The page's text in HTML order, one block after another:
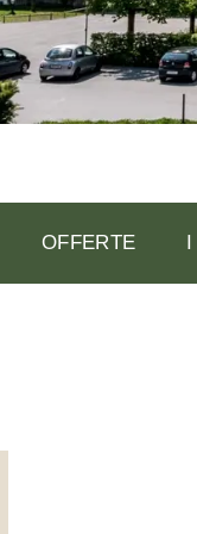
Vacanza Termale
Hotel per allergici
Hotel con riduzione
Benessere medico
OFFERTE